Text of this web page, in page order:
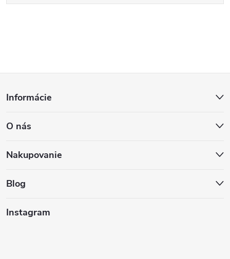
p
ä
Informácie
O nás
Nakupovanie
Blog
Instagram